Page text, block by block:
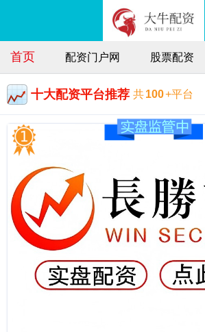
首页 配资门户网 股票配资
十大配资平台推荐 共100+平台